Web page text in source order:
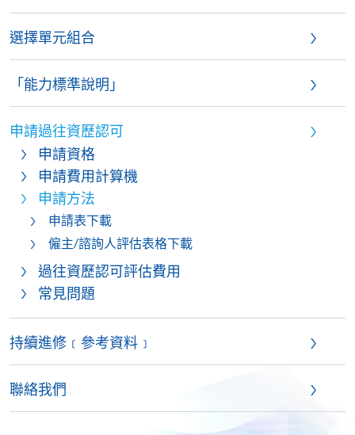
選擇單元組合
「能力標準說明」
申請過往資歷認可
申請資格
申請費用計算機
申請方法
申請表下載
僱主/諮詢人評估表格下載
過往資歷認可評估費用
常見問題
持續進修﹝參考資料﹞
聯絡我們